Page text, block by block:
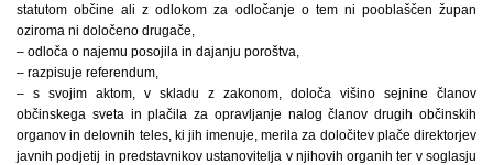
statutom občine ali z odlokom za odločanje o tem ni pooblaščen župan
oziroma ni določeno drugače,
– odloča o najemu posojila in dajanju poroštva,
– razpisuje referendum,
– s svojim aktom, v skladu z zakonom, določa višino sejnine članov
občinskega sveta in plačila za opravljanje nalog članov drugih občinskih
organov in delovnih teles, ki jih imenuje, merila za določitev plače direktorjev
javnih podjetij in predstavnikov ustanovitelja v njihovih organih ter v soglasju